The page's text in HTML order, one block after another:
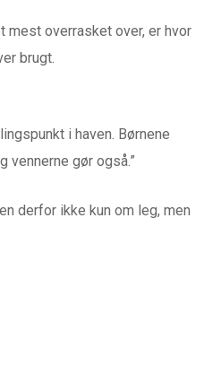
overrasket over, er hvor
brugt.
i haven. Børnene
vennerne gør også.”
derfor ikke kun om leg, men